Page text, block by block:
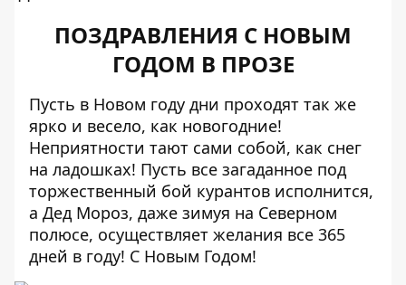
ПОЗДРАВЛЕНИЯ С НОВЫМ
ГОДОМ В ПРОЗЕ
Пусть в Новом году дни проходят так же
ярко и весело, как новогодние!
Неприятности тают сами собой, как снег
на ладошках! Пусть все загаданное под
торжественный бой курантов исполнится,
а Дед Мороз, даже зимуя на Северном
полюсе, осуществляет желания все 365
дней в году! С Новым Годом!